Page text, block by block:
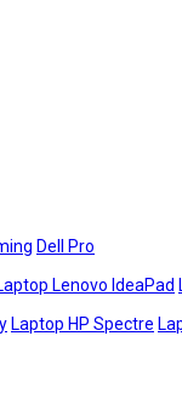
Dell Pro
Lenovo IdeaPad
Laptop HP Spectre